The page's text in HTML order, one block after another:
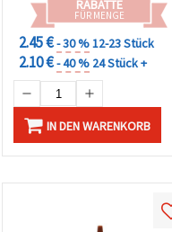
RABATTE
FÜR MENGE
2.45 €- 30 %12-23 Stück
2.10 €- 40 % 24 Stück +
IN DEN WARENKORB